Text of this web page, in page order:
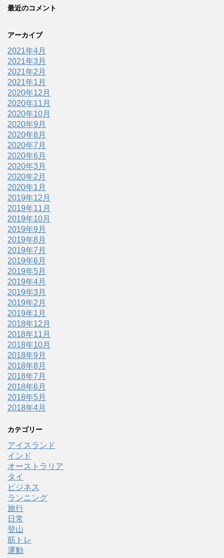
最近のコメント
アーカイブ
2021年4月
2021年3月
2021年2月
2021年1月
2020年12月
2020年11月
2020年10月
2020年9月
2020年8月
2020年7月
2020年6月
2020年3月
2020年2月
2020年1月
2019年12月
2019年11月
2019年10月
2019年9月
2019年8月
2019年7月
2019年6月
2019年5月
2019年4月
2019年3月
2019年2月
2019年1月
2018年12月
2018年11月
2018年10月
2018年9月
2018年8月
2018年7月
2018年6月
2018年5月
2018年4月
カテゴリー
アイスランド
インド
オーストラリア
タイ
ビジネス
ランニング
旅行
日常
登山
筋トレ
運動